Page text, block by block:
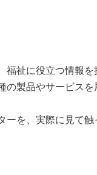
祉に役立つ情報
製品やサービスを
を、実際に見て